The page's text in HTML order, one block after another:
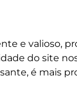
e valioso,
do site
é mais